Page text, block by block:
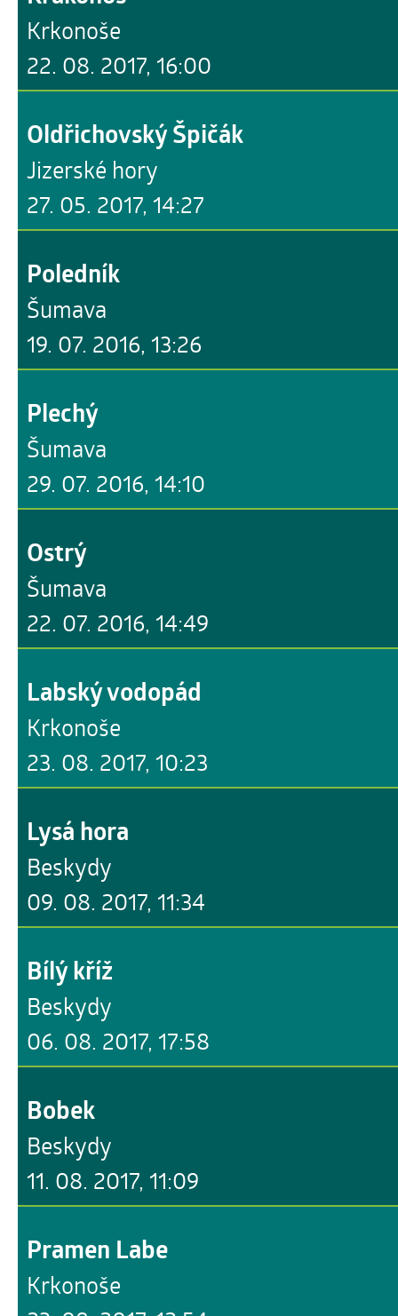
22. 08. 2017, 16:00
Krkonoše
27. 05. 2017, 14:27
Oldřichovský Špičák
Jizerské hory
19. 07. 2016, 13:26
Poledník
Šumava
29. 07. 2016, 14:10
Plechý
Šumava
22. 07. 2016, 14:49
Ostrý
Šumava
23. 08. 2017, 10:23
Labský vodopád
Krkonoše
09. 08. 2017, 11:34
Lysá hora
Beskydy
06. 08. 2017, 17:58
Bílý kříž
Beskydy
11. 08. 2017, 11:09
Bobek
Beskydy
Pramen Labe
Krkonoše